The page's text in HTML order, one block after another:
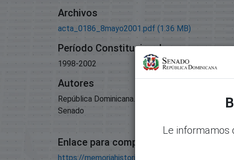
Archivos
acta_0186_8mayo2001.pdf (1.36 MB)
Período Constitucional
1998-2002
Autores
República Dominicana. Congreso Nacional.
Senado
Enlace para compartir este artículo
https://memoriahistorica.senadord.gob.do/handle
Le informamos